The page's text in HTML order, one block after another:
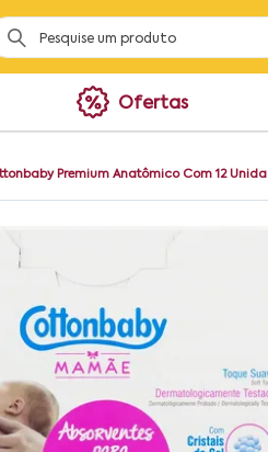
Ofertas
Premium Anatômico Com 12